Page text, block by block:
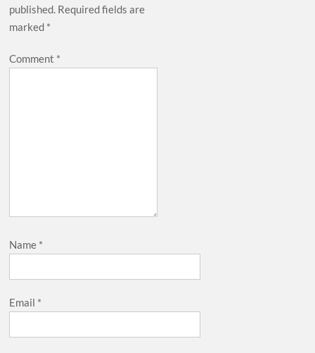
published. Required fields are
marked *
Comment *
Name *
Email *